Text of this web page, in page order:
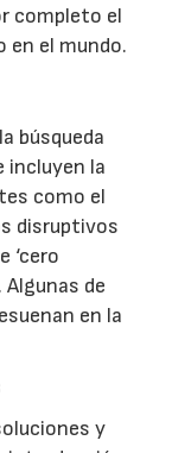
completo el
en el mundo.
búsqueda
incluyen la
como el
disruptivos
‘cero
Algunas de
en la
y